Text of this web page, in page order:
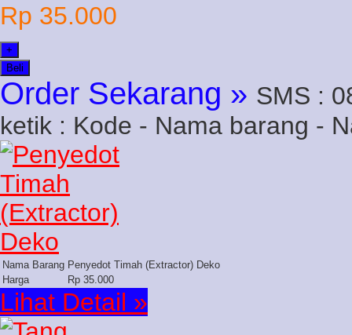
Rp 35.000
+
Beli
Order Sekarang » SMS :
ketik : Kode - Nama barang -
Nama Barang Penyedot Timah (Extractor) Deko
Harga
Rp 35.000
Lihat Detail »